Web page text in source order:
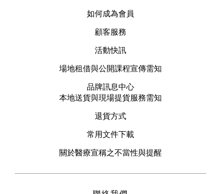
如何成為會員
顧客服務
活動快訊
場地租借與公開課程宣傳需知
品牌訊息中心
本地送貨與現場提貨服務需知
退貨方式
常用文件下載
關於醫療宣稱之不當性與提醒